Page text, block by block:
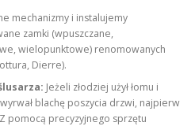
mechanizmy i instalujemy
zamki (wpuszczane,
wielopunktowe) renomowanych
Dierre).
Jeżeli złodziej użył łomu i
blachę poszycia drzwi, najpierw
pomocą precyzyjnego sprzętu